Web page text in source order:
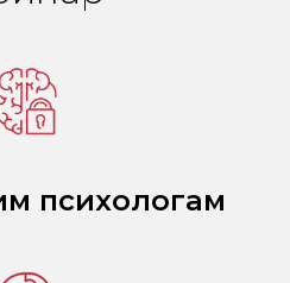
психологам